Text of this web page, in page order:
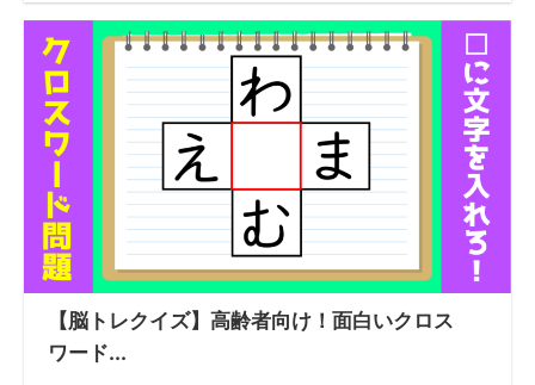
【脳トレクイズ】高齢者向け！面白いクロス
ワード...